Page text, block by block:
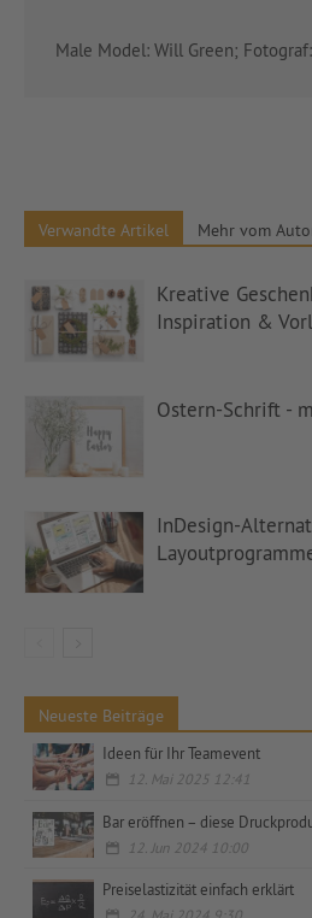
Male Model: Will Green;
Verwandte Artikel Mehr vom
Kreative
Inspiration &
Ostern-Schrift -
InDesign-
Neueste Beiträge
Ideen für Ihr Teamevent
12. Mai 2025 12:41
12. Jun 2024 10:00
Preiselastizität einfach erklärt